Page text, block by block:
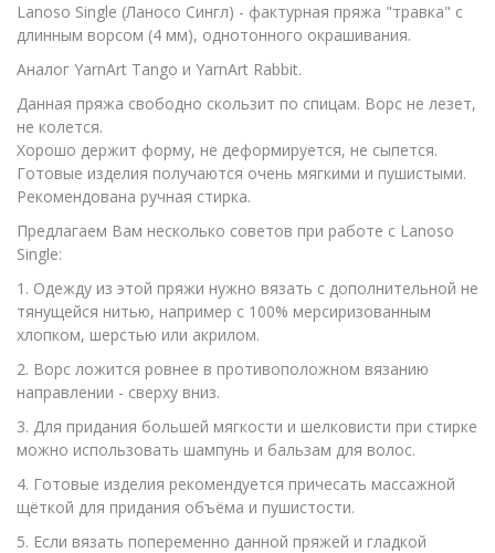
Lanoso Single (Ланосо Сингл) - фактурная пряжа "травка" с
длинным ворсом (4 мм), однотонного окрашивания.
Аналог YarnArt Tango и YarnArt Rabbit.
Данная пряжа свободно скользит по спицам. Ворс не лезет,
не колется.
Хорошо держит форму, не деформируется, не сыпется.
Готовые изделия получаются очень мягкими и пушистыми.
Рекомендована ручная стирка.
Предлагаем Вам несколько советов при работе с Lanoso
Single:
1. Одежду из этой пряжи нужно вязать с дополнительной не
тянущейся нитью, например с 100% мерсиризованным
хлопком, шерстью или акрилом.
2. Ворс ложится ровнее в противоположном вязанию
направлении - сверху вниз.
3. Для придания большей мягкости и шелковисти при стирке
можно использовать шампунь и бальзам для волос.
4. Готовые изделия рекомендуется причесать массажной
щёткой для придания объёма и пушистости.
5. Если вязать попеременно данной пряжей и гладкой